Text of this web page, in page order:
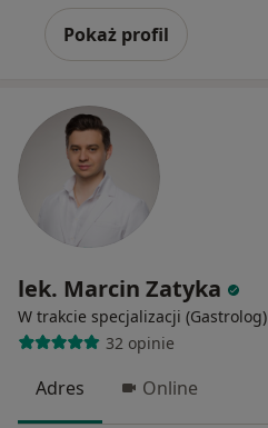
Pokaż profil
lek. Marcin Zatyka
W trakcie specjalizacji (Gastrolog)
32 opinie
Adres Online